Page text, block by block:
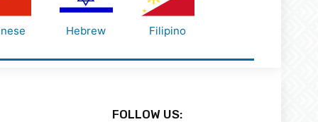
Hebrew Filipino
FOLLOW US: